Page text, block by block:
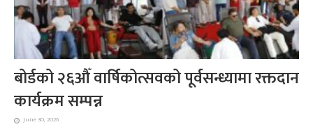
बोर्डको २६औँ वार्षिकोत्सवको पूर्वसन्ध्यामा रक्तदान
कार्यक्रम सम्पन्न
June 30, 2026